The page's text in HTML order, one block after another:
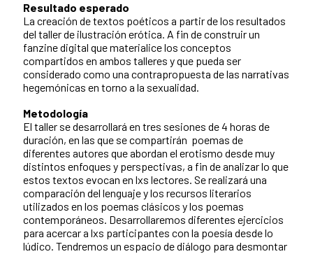
Resultado esperado
La creación de textos poéticos a partir de los resultados
del taller de ilustración erótica. A fin de construir un
fanzine digital que materialice los conceptos
compartidos en ambos talleres y que pueda ser
considerado como una contrapropuesta de las narrativas
hegemónicas en torno a la sexualidad.
Metodología
El taller se desarrollará en tres sesiones de 4 horas de
duración, en las que se compartirán poemas de
diferentes autores que abordan el erotismo desde muy
distintos enfoques y perspectivas, a fin de analizar lo que
estos textos evocan en lxs lectores. Se realizará una
comparación del lenguaje y los recursos literarios
utilizados en los poemas clásicos y los poemas
contemporáneos. Desarrollaremos diferentes ejercicios
para acercar a lxs participantes con la poesía desde lo
lúdico. Tendremos un espacio de diálogo para desmontar